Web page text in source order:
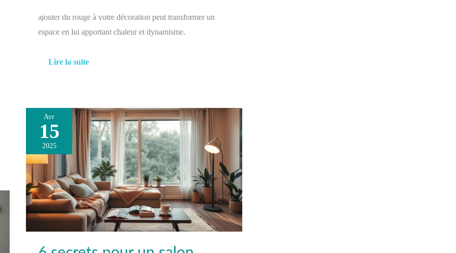
ajouter du rouge à votre décoration peut transformer un
espace en lui apportant chaleur et dynamisme.
Lire la suite
Avr
15
2025
6
secrets
pour
un
réconfortant